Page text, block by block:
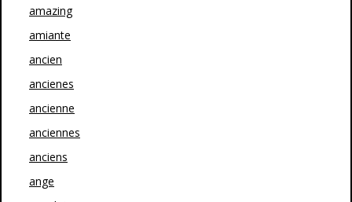
amazing
amiante
ancien
ancienes
ancienne
anciennes
anciens
ange